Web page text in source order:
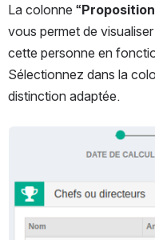
La colonne “
vous permet de
cette personne en
Sélectionnez dans la
distinction adaptée.